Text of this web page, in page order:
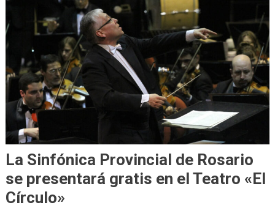
La Sinfónica Provincial de Rosario
se presentará gratis en el Teatro «El
Círculo»